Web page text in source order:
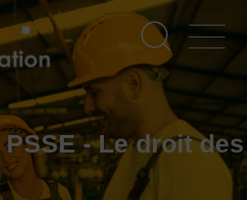
- Le droit des